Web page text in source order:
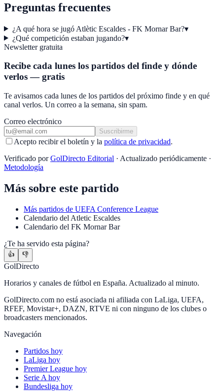
Preguntas frecuentes
¿A qué hora se jugó Atlètic Escaldes - FK Mornar Bar?▾
¿Qué competición estaban jugando?▾
Newsletter gratuita
Recibe cada lunes los partidos del finde y dónde
verlos — gratis
Te avisamos cada lunes de los partidos del próximo finde y en qué
canal verlos. Un correo a la semana, sin spam.
Correo electrónico
Suscribirme
Acepto recibir el boletín y la política de privacidad.
Verificado por GolDirecto Editorial · Actualizado periódicamente ·
Metodología
Más sobre este partido
Más partidos de UEFA Conference League
Calendario del Atletic Escaldes
Calendario del FK Mornar Bar
¿Te ha servido esta página?
👍 👎
GolDirecto
Horarios y canales de fútbol en España. Actualizado al minuto.
GolDirecto.com no está asociada ni afiliada con LaLiga, UEFA,
RFEF, Movistar+, DAZN, RTVE ni con ninguno de los clubes o
broadcasters mencionados.
Navegación
Partidos hoy
LaLiga hoy
Premier League hoy
Serie A hoy
Bundesliga hoy